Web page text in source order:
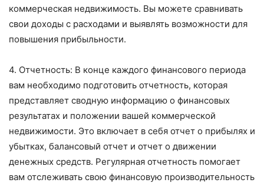
коммерческая недвижимость. Вы можете сравнивать
свои доходы с расходами и выявлять возможности для
повышения прибыльности.
4. Отчетность: В конце каждого финансового периода
вам необходимо подготовить отчетность, которая
представляет сводную информацию о финансовых
результатах и положении вашей коммерческой
недвижимости. Это включает в себя отчет о прибылях и
убытках, балансовый отчет и отчет о движении
денежных средств. Регулярная отчетность помогает
вам отслеживать свою финансовую производительность